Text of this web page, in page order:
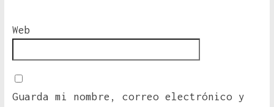
Web
Guarda mi nombre, correo electrónico y